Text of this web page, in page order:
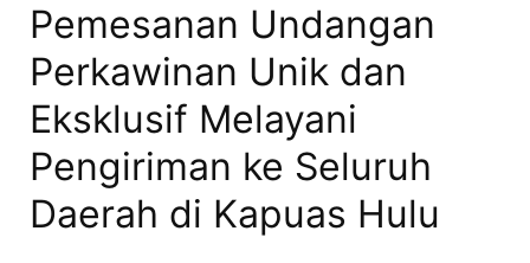
Pemesanan Undangan
Perkawinan Unik dan
Eksklusif Melayani
Pengiriman ke Seluruh
Daerah di Kapuas Hulu